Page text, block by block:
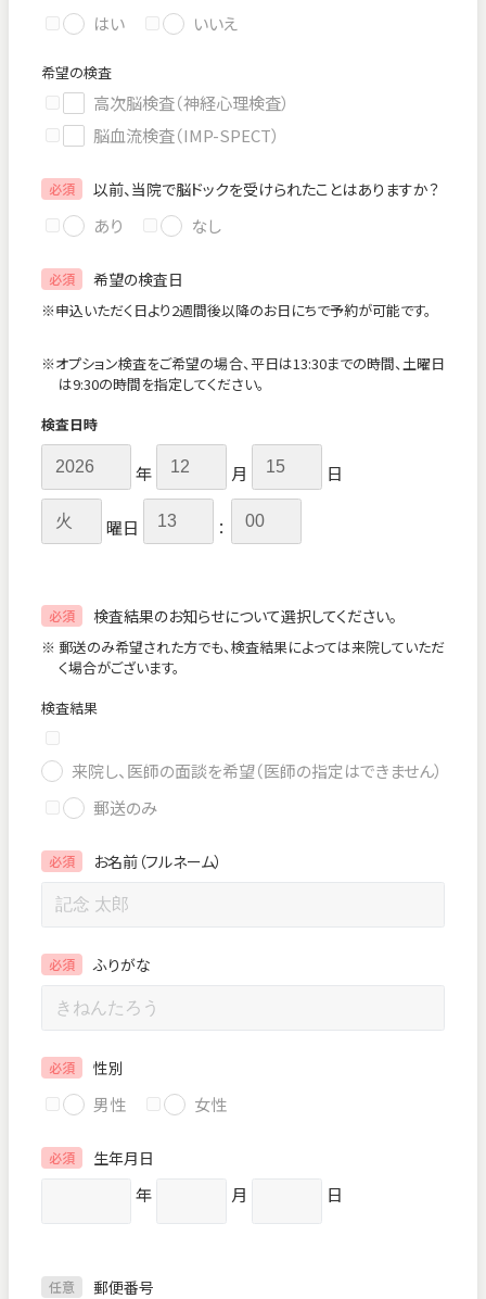
はい いいえ
希望の検査
高次脳検査（神経心理検査）
脳血流検査（IMP-SPECT）
必須 以前、当院で脳ドックを受けられたことはありますか？
あり なし
必須 希望の検査日
※申込いただく日より2週間後以降のお日にちで予約が可能です。
※オプション検査をご希望の場合、平日は13:30までの時間、土曜日
は9:30の時間を指定してください。
検査日時
年 月 日
曜日 ：
必須 検査結果のお知らせについて選択してください。
※ 郵送のみ希望された方でも、検査結果によっては来院していただ
く場合がございます。
検査結果
来院し、医師の面談を希望（医師の指定はできません）
郵送のみ
必須 お名前（フルネーム）
必須 ふりがな
必須 性別
男性 女性
必須 生年月日
年 月 日
任意 郵便番号